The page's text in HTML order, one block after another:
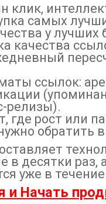
клик,
самых
у лучших
качества
ссылок:
релизы).
где рост или
обратить
в десятки раз,
уже в
и Начать